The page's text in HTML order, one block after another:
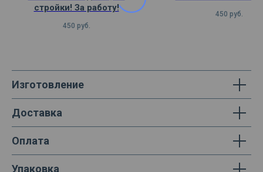
стройки! За работу!
450 руб.
450 руб.
Изготовление
Доставка
Оплата
Упаковка